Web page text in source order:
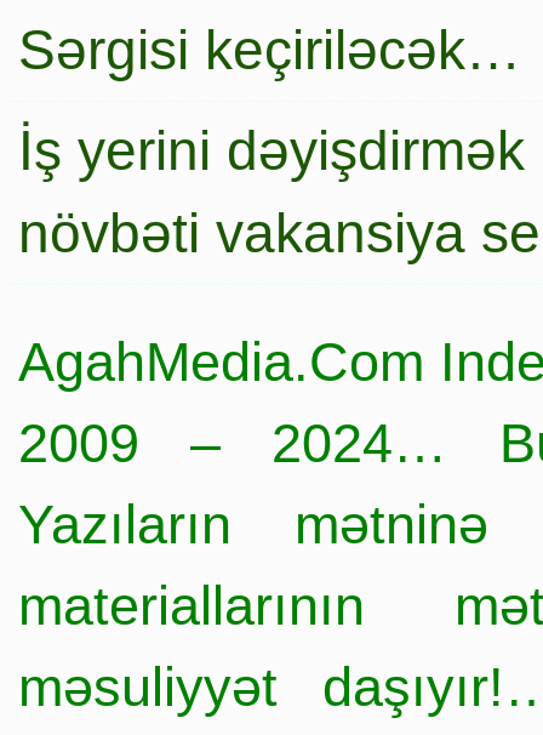
Sərgisi keçiriləcək…
İş yerini
növbəti vakansiya
AgahMedia.Com
2009 – 2024…
Yazıların
materiallarının
məsuliyyət